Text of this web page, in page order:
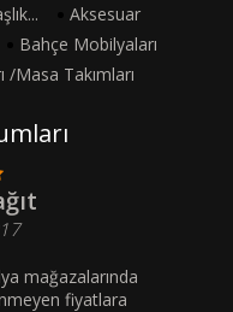
Aksesuar
Bahçe Mobilyaları
/Masa Takımları
mağazalarında
fiyatlara